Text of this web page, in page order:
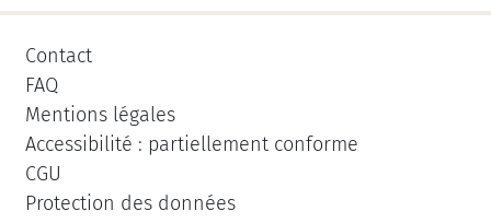
Contact
FAQ
Mentions légales
Accessibilité : partiellement conforme
CGU
Protection des données